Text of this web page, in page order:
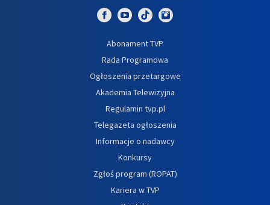
Abonament TVP
Rada Programowa
Ogłoszenia przetargowe
Akademia Telewizyjna
Regulamin tvp.pl
Telegazeta ogłoszenia
Informacje o nadawcy
Konkursy
Zgłoś program (ROPAT)
Kariera w TVP